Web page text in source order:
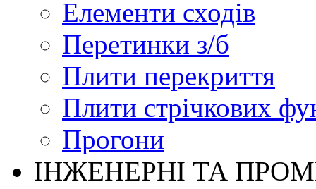
Елементи сходів
Перетинки з/б
Плити перекриття
Плити стрічкових
Прогони
ІНЖЕНЕРНІ ТА